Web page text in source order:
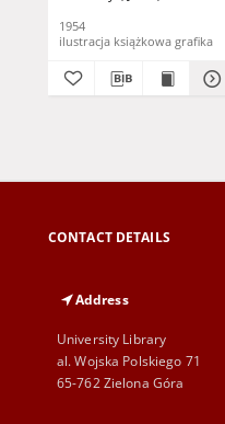
1954
ilustracja książkowa grafika
CONTACT DETAILS
Address
University Library
al. Wojska Polskiego 71
65-762 Zielona Góra